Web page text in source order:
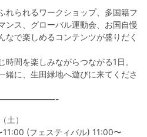
れられるワークショップ、多国籍フ
ンス、グローバル運動会、お国自慢
なで楽しめるコンテンツが盛りだく
時間を楽しみながらつながる1日。
緒に、生田緑地へ遊びに来てくださ
土）
(フェスティバル) 11:00〜